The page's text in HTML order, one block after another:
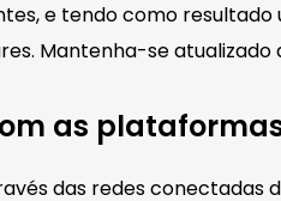
e tendo como
Mantenha-se
as
das redes conectadas